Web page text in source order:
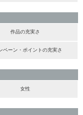
作品の充実さ
ペーン・ポイントの充実さ
女性